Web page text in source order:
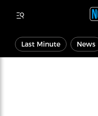
Last Minute News